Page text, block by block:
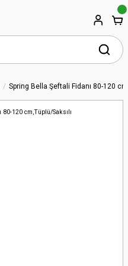
Spring Bella Şeftali Fidanı 80-120